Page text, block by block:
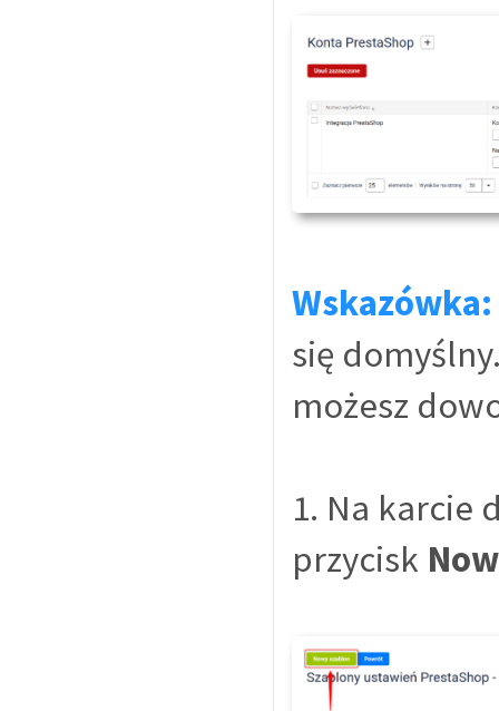
Wskazówka:
się
możesz
1. Na karcie
przycisk